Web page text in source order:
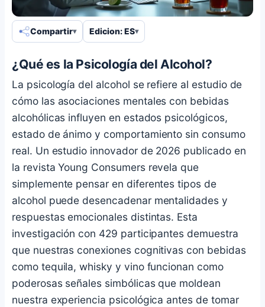
Compartir Edicion: ES
¿Qué es la Psicología del Alcohol?
La psicología del alcohol se refiere al estudio de
cómo las asociaciones mentales con bebidas
alcohólicas influyen en estados psicológicos,
estado de ánimo y comportamiento sin consumo
real. Un estudio innovador de 2026 publicado en
la revista Young Consumers revela que
simplemente pensar en diferentes tipos de
alcohol puede desencadenar mentalidades y
respuestas emocionales distintas. Esta
investigación con 429 participantes demuestra
que nuestras conexiones cognitivas con bebidas
como tequila, whisky y vino funcionan como
poderosas señales simbólicas que moldean
nuestra experiencia psicológica antes de tomar